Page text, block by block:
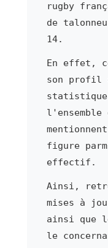
rugby
de
14.
En effet,
son profil
figure
effectif.
Ainsi,
mises à
ainsi que
le